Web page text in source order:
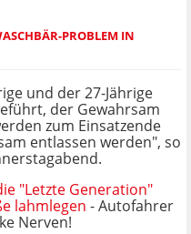
PROBLEM IN C
und der 27-Jährige
der Gewahrsam
zum Einsatzende
entlassen werden", so
"Letzte Generation"
lahmlegen - Autofahrer
Nerven!